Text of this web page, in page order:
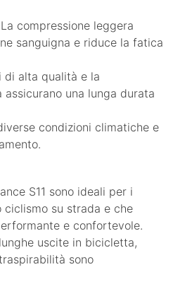
La compressione leggera
sanguigna e riduce la fatica
di alta qualità e la
una lunga durata
condizioni climatiche e
S11 sono ideali per i
su strada e che
e confortevole.
uscite in bicicletta,
sono